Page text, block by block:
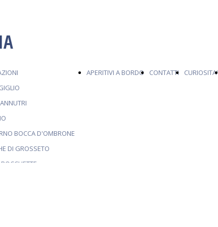
BOCCA D'OMBRONE
DI GROSSETO
APERITIVI A BORDO CONTATTI CURIOSITA'